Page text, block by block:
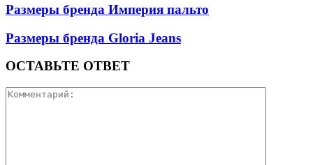
Размеры бренда Империя пальто
Размеры бренда Gloria Jeans
ОСТАВЬТЕ ОТВЕТ